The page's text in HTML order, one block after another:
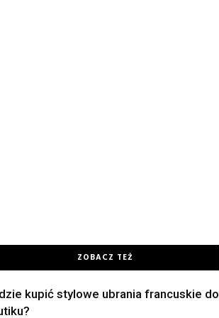
ZOBACZ TEŻ
kupić stylowe ubrania francuskie do